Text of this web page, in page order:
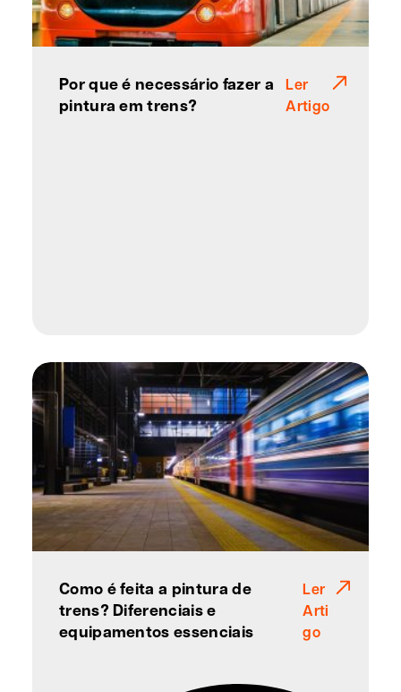
Por que é necessário fazer a
pintura em trens?
Ler
Artigo
Como é feita a pintura de
trens? Diferenciais e
equipamentos essenciais
Ler
Arti
go